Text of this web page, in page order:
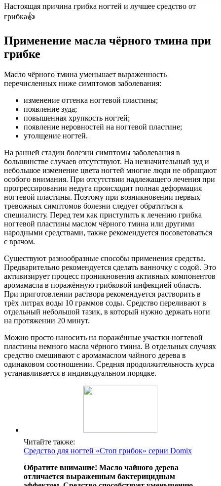
Настоящая причина грибка ногтей и лучшее средство от
грибка👍
Применение масла чёрного тмина при
грибке
Масло чёрного тмина уменьшает выраженность
перечисленных ниже симптомов заболевания:
изменение оттенка ногтевой пластины;
появление зуда;
повышенная хрупкость ногтей;
появление неровностей на ногтевой пластине;
утолщение ногтей.
На ранней стадии болезни симптомы заболевания в
большинстве случаев отсутствуют. На незначительный зуд и
небольшое изменение цвета ногтей многие люди не обращают
особого внимания. При отсутствии надлежащего лечения при
прогрессировании недуга происходит полная деформация
ногтевой пластины. Поэтому при возникновении первых
тревожных симптомов болезни следует обратиться к
специалисту. Перед тем как приступить к лечению грибка
ногтевой пластины маслом чёрного тмина или другими
народными средствами, также рекомендуется посоветоваться
с врачом.
Существуют разнообразные способы применения средства.
Предварительно рекомендуется сделать ванночку с содой. Это
активизирует процесс проникновения активных компонентов
аромамасла в поражённую грибковой инфекцией область.
При приготовлении раствора рекомендуется растворить в
трёх литрах воды 10 граммов соды. Средство переливают в
отдельный небольшой тазик, в который нужно держать ноги
на протяжении 20 минут.
Можно просто наносить на поражённые участки ногтевой
пластины немного масла чёрного тмина. В отдельных случаях
средство смешивают с аромамаслом чайного дерева в
одинаковом соотношении. Средняя продолжительность курса
устанавливается в индивидуальном порядке.
Читайте также:
Средство для ногтей «Стоп грибок» серии Domix
Обратите внимание! Масло чайного дерева
отличается выраженным бактерицидным